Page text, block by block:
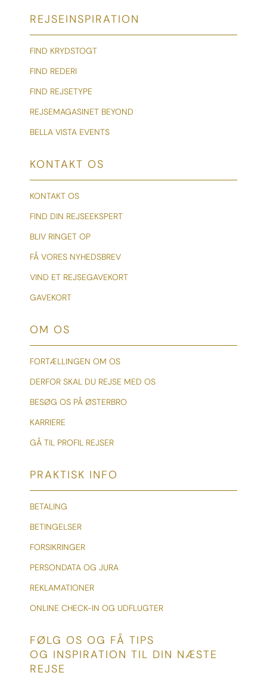
REJSEINSPIRATION
FIND KRYDSTOGT
FIND REDERI
FIND REJSETYPE
REJSEMAGASINET BEYOND
BELLA VISTA EVENTS
KONTAKT OS
KONTAKT OS
FIND DIN REJSEEKSPERT
BLIV RINGET OP
FÅ VORES NYHEDSBREV
VIND ET REJSEGAVEKORT
GAVEKORT
OM OS
FORTÆLLINGEN OM OS
DERFOR SKAL DU REJSE MED OS
BESØG OS PÅ ØSTERBRO
KARRIERE
GÅ TIL PROFIL REJSER
PRAKTISK INFO
BETALING
BETINGELSER
FORSIKRINGER
PERSONDATA OG JURA
REKLAMATIONER
ONLINE CHECK-IN OG UDFLUGTER
FØLG OS OG FÅ TIPS
OG INSPIRATION TIL DIN NÆSTE
REJSE